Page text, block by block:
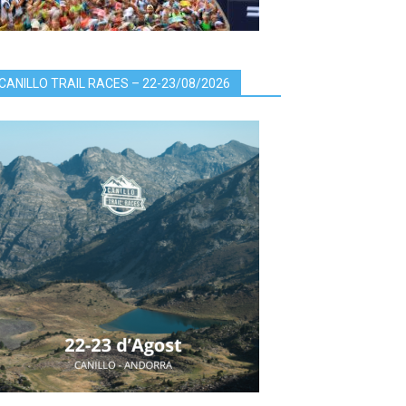
TRAIL RACES – 22-23/08/2026